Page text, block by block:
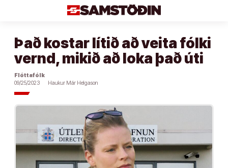
Það kostar lítið að veita fólki
vernd, mikið að loka það úti
Flóttafólk
09/25/2023
Haukur Már Helgason